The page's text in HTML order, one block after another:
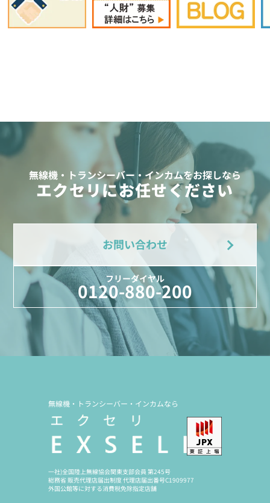
無線機・トランシーバー・インカムをお探しなら
エクセリにお任せください
お問い合わせ
フリーダイヤル
0120-880-200
無線機・トランシーバー・インカムなら
一社)全国陸上無線協会関東支部会員 第245号
総務省 販売代理店届出制度 代理店届出番号C1909977
外国公館等に対する消費税免除指定店舗